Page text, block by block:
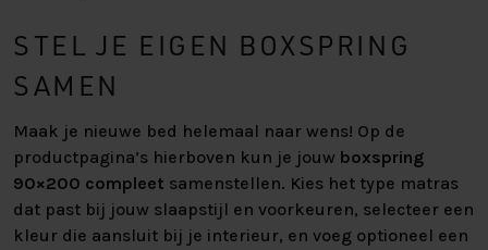
STEL JE EIGEN BOXSPRING
SAMEN
Maak je nieuwe bed helemaal naar wens! Op de
productpagina’s hierboven kun je jouw boxspring
90×200 compleet samenstellen. Kies het type matras
dat past bij jouw slaapstijl en voorkeuren, selecteer een
kleur die aansluit bij je interieur, en voeg optioneel een